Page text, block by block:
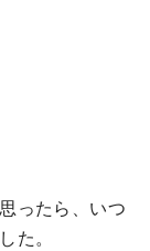
ったら、いつ
た。